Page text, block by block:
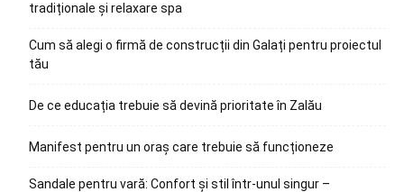
tradiționale și relaxare spa
Cum să alegi o firmă de construcții din Galați pentru proiectul
tău
De ce educația trebuie să devină prioritate în Zalău
Manifest pentru un oraș care trebuie să funcționeze
Sandale pentru vară: Confort și stil într-unul singur –